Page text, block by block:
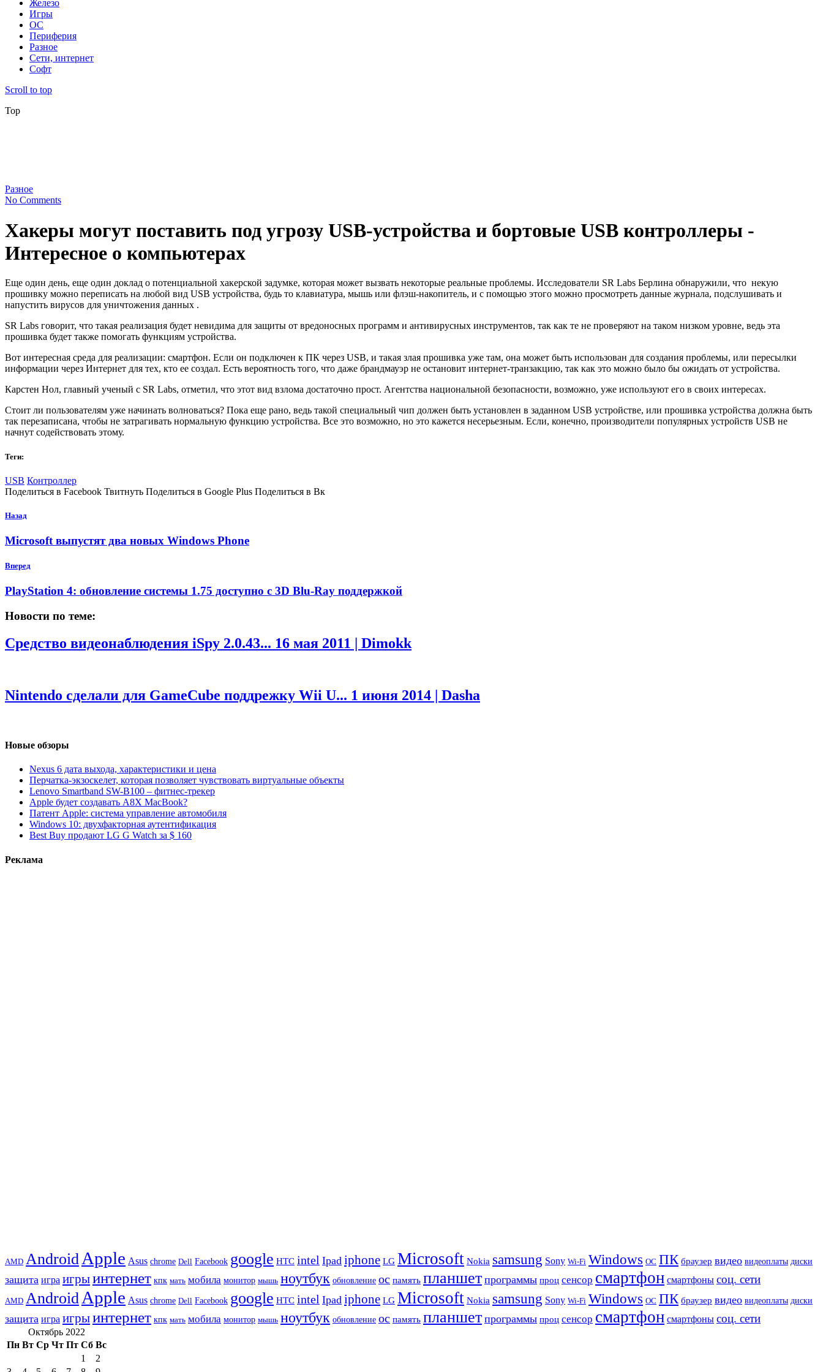
Железо
Игры
ОС
Периферия
Разное
Сети, интернет
Софт
Scroll to top
Top
Разное
No Comments
Хакеры могут поставить под угрозу USB-устройства и бортовые USB контроллеры -
Интересное о компьютерах
Еще один день, еще один доклад о потенциальной хакерской задумке, которая может вызвать некоторые реальные проблемы. Исследователи SR Labs Берлина обнаружили, что некую
прошивку можно переписать на любой вид USB устройства, будь то клавиатура, мышь или флэш-накопитель, и с помощью этого можно просмотреть данные журнала, подслушивать и
напустить вирусов для уничтожения данных .
SR Labs говорит, что такая реализация будет невидима для защиты от вредоносных программ и антивирусных инструментов, так как те не проверяют на таком низком уровне, ведь эта
прошивка будет также помогать функциям устройства.
Вот интересная среда для реализации: смартфон. Если он подключен к ПК через USB, и такая злая прошивка уже там, она может быть использован для создания проблемы, или пересылки
информации через Интернет для тех, кто ее создал. Есть вероятность того, что даже брандмауэр не остановит интернет-транзакцию, так как это можно было бы ожидать от устройства.
Карстен Нол, главный ученый с SR Labs, отметил, что этот вид взлома достаточно прост. Агентства национальной безопасности, возможно, уже используют его в своих интересах.
Стоит ли пользователям уже начинать волноваться? Пока еще рано, ведь такой специальный чип должен быть установлен в заданном USB устройстве, или прошивка устройства должна быть
так перезаписана, чтобы не затрагивать нормальную функцию устройства. Все это возможно, но это кажется несерьезным. Если, конечно, производители популярных устройств USB не
начнут содействовать этому.
Теги:
USB Контроллер
Поделиться в Facebook Твитнуть Поделиться в Google Plus Поделиться в Вк
Назад
Microsoft выпустят два новых Windows Phone
Вперед
PlayStation 4: обновление системы 1.75 доступно с 3D Blu-Ray поддержкой
Новости по теме:
Средство видеонаблюдения iSpy 2.0.43... 16 мая 2011 | Dimokk
Nintendo сделали для GameCube поддрежку Wii U... 1 июня 2014 | Dasha
Новые обзоры
Nexus 6 дата выхода, характеристики и цена
Перчатка-экзоскелет, которая позволяет чувствовать виртуальные объекты
Lenovo Smartband SW-B100 – фитнес-трекер
Apple будет создавать A8X MacBook?
Патент Apple: система управление автомобиля
Windows 10: двухфакторная аутентификация
Best Buy продают LG G Watch за $ 160
Реклама
AMD Android Apple Asus chrome Dell Facebook google HTC intel Ipad iphone LG Microsoft Nokia samsung Sony Wi-Fi Windows ОС ПК браузер видео видеоплаты диски
защита игра игрыинтернет кпк мать мобила монитор мышь ноутбук обновление ос память планшет программы проц сенсор смартфон смартфоны соц. сети
AMD Android Apple Asus chrome Dell Facebook google HTC intel Ipad iphone LG Microsoft Nokia samsung Sony Wi-Fi Windows ОС ПК браузер видео видеоплаты диски
защита игра игрыинтернет кпк мать мобила монитор мышь ноутбук обновление ос память планшет программы проц сенсор смартфон смартфоны соц. сети
Октябрь 2022
Пн Вт Ср Чт Пт Сб Вс
1
2